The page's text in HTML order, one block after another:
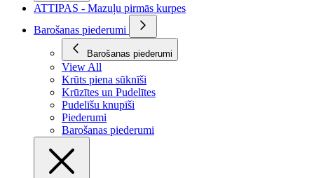
ATTIPAS - Mazuļu pirmās kurpes
Barošanas piederumi
Barošanas piederumi
View All
Krūts piena sūknīši
Krūzītes un Pudelītes
Pudelīšu knupīši
Piederumi
Barošanas piederumi